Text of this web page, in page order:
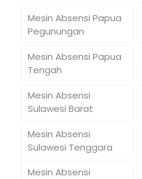
Mesin Absensi Papua
Pegunungan
Mesin Absensi Papua
Tengah
Mesin Absensi
Sulawesi Barat
Mesin Absensi
Sulawesi Tenggara
Mesin Absensi